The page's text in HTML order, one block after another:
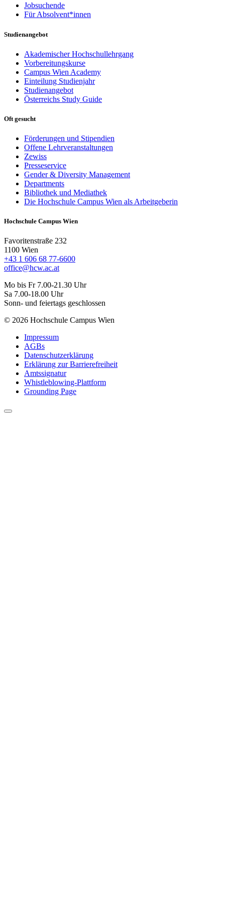
Jobsuchende
Für Absolvent*innen
Studienangebot
Akademischer Hochschullehrgang
Vorbereitungskurse
Campus Wien Academy
Einteilung Studienjahr
Studienangebot
Österreichs Study Guide
Oft gesucht
Förderungen und Stipendien
Offene Lehrveranstaltungen
Zewiss
Presseservice
Gender & Diversity Management
Departments
Bibliothek und Mediathek
Die Hochschule Campus Wien als Arbeitgeberin
Hochschule Campus Wien
Favoritenstraße 232
1100 Wien
+43 1 606 68 77-6600
office@hcw.ac.at
Mo bis Fr 7.00-21.30 Uhr
Sa 7.00-18.00 Uhr
Sonn- und feiertags geschlossen
© 2026 Hochschule Campus Wien
Impressum
AGBs
Datenschutzerklärung
Erklärung zur Barrierefreiheit
Amtssignatur
Whistleblowing-Plattform
Grounding Page